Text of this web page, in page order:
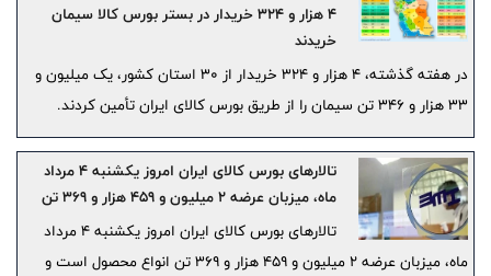
۴ هزار و ۳۲۴ خریدار در بستر بورس کالا سیمان
خریدند
در هفته گذشته، ۴ هزار و ۳۲۴ خریدار از ۳۰ استان کشور، یک میلیون و
۳۳ هزار و ۳۴۶ تن سیمان را از طریق بورس کالای ایران تأمین کردند.
تالارهای بورس کالای ایران امروز یکشنبه ۴ مرداد
ماه، میزبان عرضه ۲ میلیون و ۴۵۹ هزار و ۳۶۹ تن
انواع محصول است و تمرکز عرضه‌های امروز بر روی
سیمان و سنگ آهن است
تالارهای بورس کالای ایران امروز یکشنبه ۴ مرداد
ماه، میزبان عرضه ۲ میلیون و ۴۵۹ هزار و ۳۶۹ تن انواع محصول است و